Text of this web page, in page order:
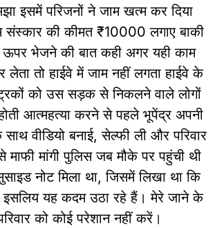
इसमें परिजनों ने जाम खत्म कर दिया
संस्कार की कीमत ₹10000 लगाए बाकी
ऊपर भेजने की बात कही अगर यही काम
तो हाईवे में जाम नहीं लगता हाईवे के
को उस सड़क से निकलने वाले लोगों
आत्महत्या करने से पहले भूपेंद्र अपनी
वीडियो बनाई, सेल्‍फी ली और परिवार
मांगी पुलिस जब मौके पर पहुंची थी
नोट मिला था, जिसमें लिखा था कि
इसलिय यह कदम उठा रहे हैं। मेरे जाने के
को कोई परेशान नहीं करें।